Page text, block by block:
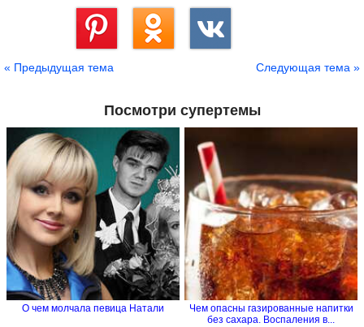
« Предыдущая тема Следующая тема »
Посмотри супертемы
О чем молчала певица Натали
Чем опасны газированные напитки
без сахара. Воспаления в...